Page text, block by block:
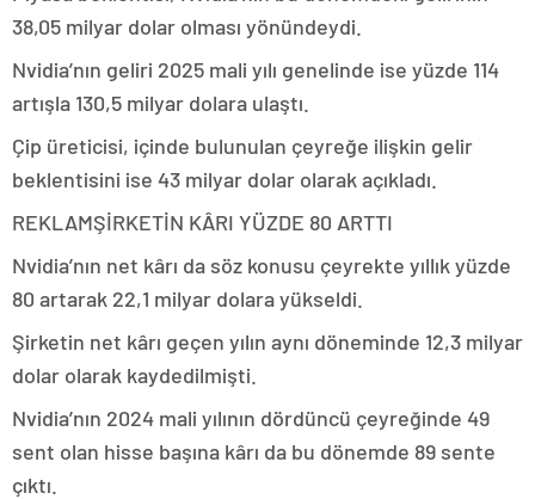
38,05 milyar dolar olması yönündeydi.
Nvidia’nın geliri 2025 mali yılı genelinde ise yüzde 114
artışla 130,5 milyar dolara ulaştı.
Çip üreticisi, içinde bulunulan çeyreğe ilişkin gelir
beklentisini ise 43 milyar dolar olarak açıkladı.
REKLAMŞİRKETİN KÂRI YÜZDE 80 ARTTI
Nvidia’nın net kârı da söz konusu çeyrekte yıllık yüzde
80 artarak 22,1 milyar dolara yükseldi.
Şirketin net kârı geçen yılın aynı döneminde 12,3 milyar
dolar olarak kaydedilmişti.
Nvidia’nın 2024 mali yılının dördüncü çeyreğinde 49
sent olan hisse başına kârı da bu dönemde 89 sente
çıktı.